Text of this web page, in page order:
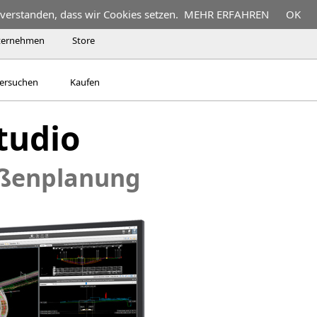
Store
Kaufen
dass wir Cookies setzen. MEHR ERFAHREN OK